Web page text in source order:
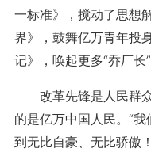
一标准》，搅动了思想
界》，鼓舞亿万青年投
记》，唤起更多“乔厂
改革先锋是人民群众
的是亿万中国人民。“
到无比自豪、无比骄傲